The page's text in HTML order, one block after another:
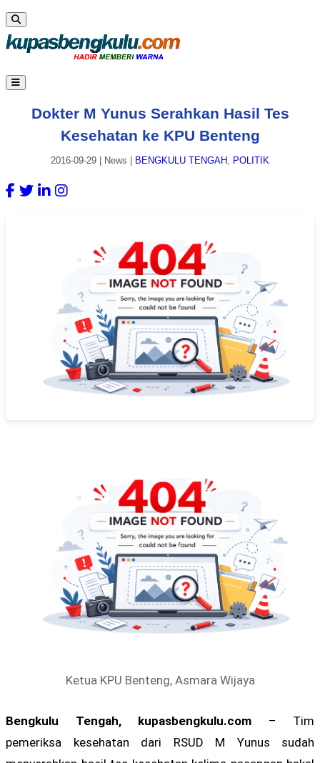
Dokter M Yunus Serahkan Hasil Tes
Kesehatan ke KPU Benteng
2016-09-29 News BENGKULU TENGAH, POLITIK
Ketua KPU Benteng, Asmara Wijaya
Bengkulu Tengah, kupasbengkulu.com – Tim
pemeriksa kesehatan dari RSUD M Yunus sudah